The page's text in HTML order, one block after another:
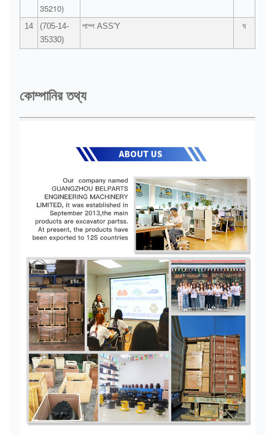
35210)
14
(705-14-
35330)
পাম্প ASS'Y ঘ
কোম্পানির তথ্য